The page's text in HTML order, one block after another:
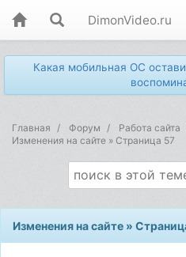
DimonVideo.ru
Какая мобильная ОС
Главная Форум Работа сайта
Изменения на сайте » Страница 57
Изменения на сайте »